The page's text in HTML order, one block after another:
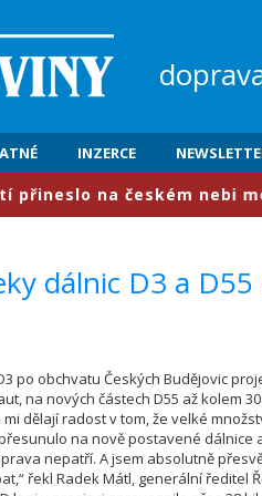
INZERCE
na českém nebi
dálnic D3 a
po obchvatu Českých Budějovic
na nových částech D55 až kolem
dělají radost v tom, že velké
na nově postavené dálnice
nepatří. A jsem absolutně
řekl Radek Mátl, generální ředitel